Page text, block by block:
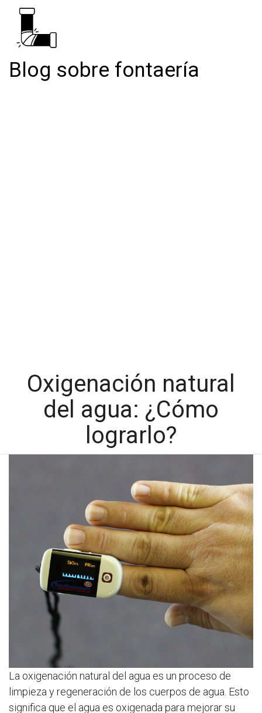
Blog sobre fontaería
Oxigenación natural
del agua: ¿Cómo
lograrlo?
La oxigenación natural del agua es un proceso de
limpieza y regeneración de los cuerpos de agua. Esto
significa que el agua es oxigenada para mejorar su